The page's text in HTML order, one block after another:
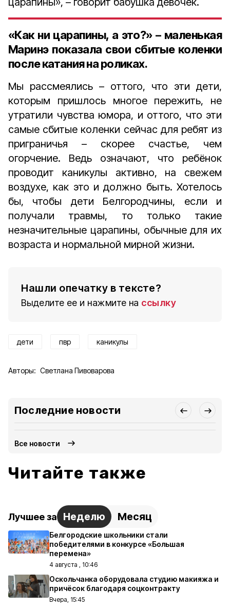
«Как ни царапины, а это?» – маленькая
Маринэ показала свои сбитые коленки
после катания на роликах.
Мы рассмеялись – оттого, что эти дети,
которым пришлось многое пережить, не
утратили чувства юмора, и оттого, что эти
самые сбитые коленки сейчас для ребят из
приграничья – скорее счастье, чем
огорчение. Ведь означают, что ребёнок
проводит каникулы активно, на свежем
воздухе, как это и должно быть. Хотелось
бы, чтобы дети Белгородчины, если и
получали травмы, то только такие
незначительные царапины, обычные для их
возраста и нормальной мирной жизни.
Нашли опечатку в тексте?
Выделите ее и нажмите на ссылку
дети пвр каникулы
Авторы: Светлана Пивоварова
Последние новости
Все новости
Читайте также
Лучшее за Неделю Месяц
Белгородские школьники стали
победителями в конкурсе «Большая
перемена»
4 августа , 10:46
Оскольчанка оборудовала студию макияжа и
причёсок благодаря соцконтракту
Вчера, 15:45